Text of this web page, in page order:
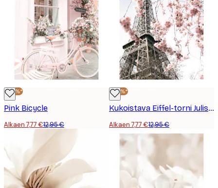
-40%*
Pink Bicycle
Alkaen 7,77 €12,95 €
-40%*
Kukoistava Eiffel-torni Juliste
Alkaen 7,77 €12,95 €